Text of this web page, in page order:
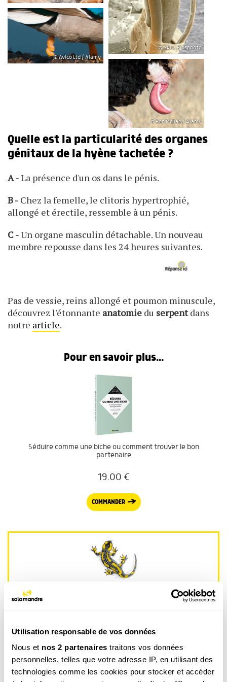
Utilisation responsable de vos données
Nous et nos 2 partenaires traitons vos données
personnelles, telles que votre adresse IP, en utilisant des
technologies comme les cookies pour stocker et accéder
© SPL / Biosphoto
© Avico Ltd / Alamy
© Ben McRae / Alamy
Quelle est la particularité des organes
génitaux de la hyène tachetée ?
A -La présence d'un os dans le pénis.
B - Chez la femelle, le clitoris hypertrophié,
allongé et érectile, ressemble à un pénis.
C -Un organe masculin détachable. Un nouveau
membre repousse dans les 24 heures suivantes.
Pas de vessie, reins allongé et poumon minuscule,
découvrez l'étonnante anatomie du serpentdans
notre article.
Pour en savoir plus...
Séduire comme une biche ou comment trouver le bon
partenaire
19.00 €
COMMANDER
La newsletter nature qui fait du bien !
Voir un exemple